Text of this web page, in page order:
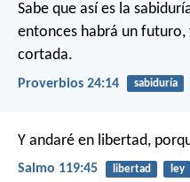
Sabe que así es la
entonces habrá un futuro,
cortada.
Proverbios 24:14 sabiduría
Y andaré en libertad,
Salmo 119:45 libertad ley